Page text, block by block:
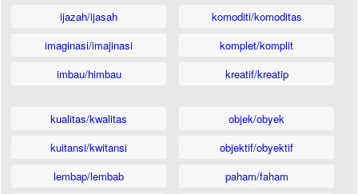
ijazah/ijasah
imaginasi/imajinasi
imbau/himbau
komoditi/komoditas
komplet/komplit
kreatif/kreatip
kualitas/kwalitas
kuitansi/kwitansi
lembap/lembab
objek/obyek
objektif/obyektif
paham/faham